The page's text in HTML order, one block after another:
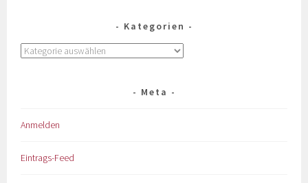
Kategorien
Meta
Anmelden
Eintrags-Feed